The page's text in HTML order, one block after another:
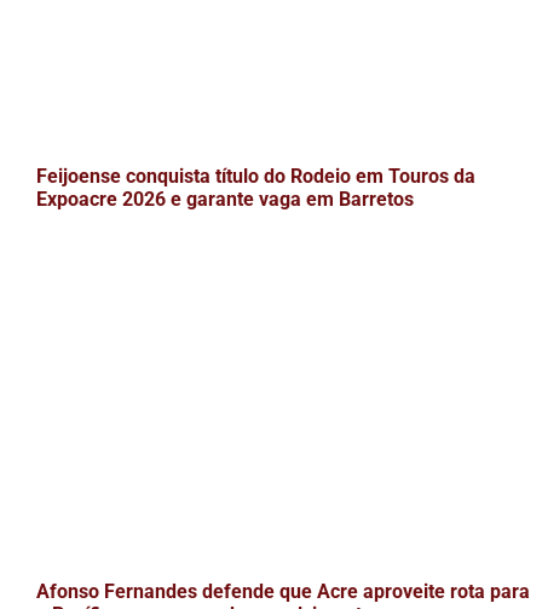
Feijoense conquista título do Rodeio em Touros da
Expoacre 2026 e garante vaga em Barretos
Afonso Fernandes defende que Acre aproveite rota para